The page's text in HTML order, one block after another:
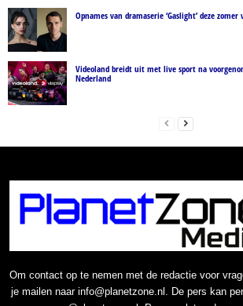
Opnames van dramaserie ‘Gaslight’ deze
Videoland breidt uit met live sport na
Nederland
Om contact op te nemen met de redactie voor
je mailen naar info@planetzone.nl. De pers kan